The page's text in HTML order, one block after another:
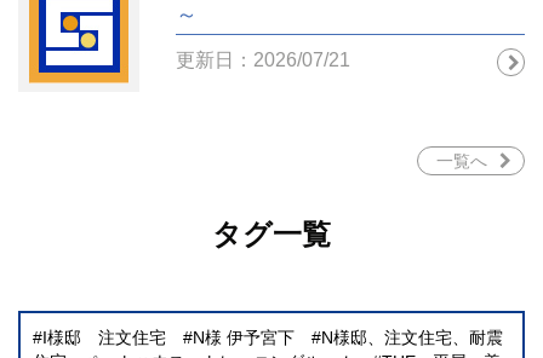
～
更新日：2026/07/21
一覧へ
タグ一覧
I様邸 注文住宅 N様 伊予宮下
N様邸、注文住宅、耐震